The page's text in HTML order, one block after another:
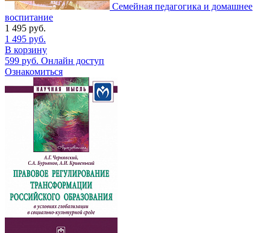
Семейная педагогика и домашнее
воспитание
1 495 руб.
1 495 руб.
В корзину
599 руб. Онлайн доступ
Ознакомиться